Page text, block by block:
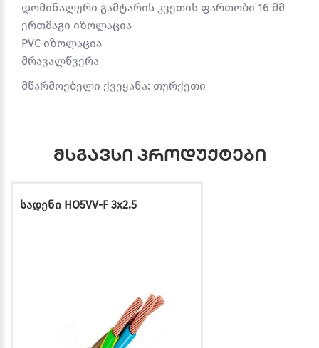
დომინალური გამტარის კვეთის ფართობი 16 მმ
ერთმაგი იზოლაცია
PVC იზოლაცია
მრავალწვერა
მწარმოებელი ქვეყანა: თურქეთი
მსგავსი პროდუქტები
სადენი HO5VV-F 3x2.5